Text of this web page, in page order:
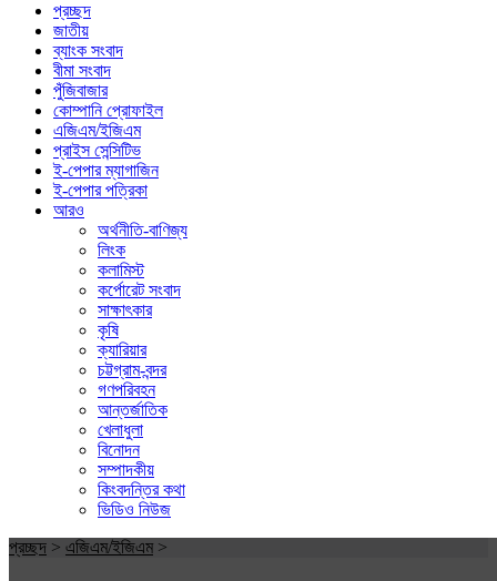
প্রচ্ছদ
জাতীয়
ব্যাংক সংবাদ
বীমা সংবাদ
পুঁজিবাজার
কোম্পানি প্রোফাইল
এজিএম/ইজিএম
প্রাইস সেন্সিটিভ
ই-পেপার ম্যাগাজিন
ই-পেপার পত্রিকা
আরও
অর্থনীতি-বাণিজ্য
লিংক
কলামিস্ট
কর্পোরেট সংবাদ
সাক্ষাৎকার
কৃষি
ক্যারিয়ার
চট্টগ্রাম-বন্দর
গণপরিবহন
আন্তর্জাতিক
খেলাধুলা
বিনোদন
সম্পাদকীয়
কিংবদন্তির কথা
ভিডিও নিউজ
প্রচ্ছদ > এজিএম/ইজিএম >